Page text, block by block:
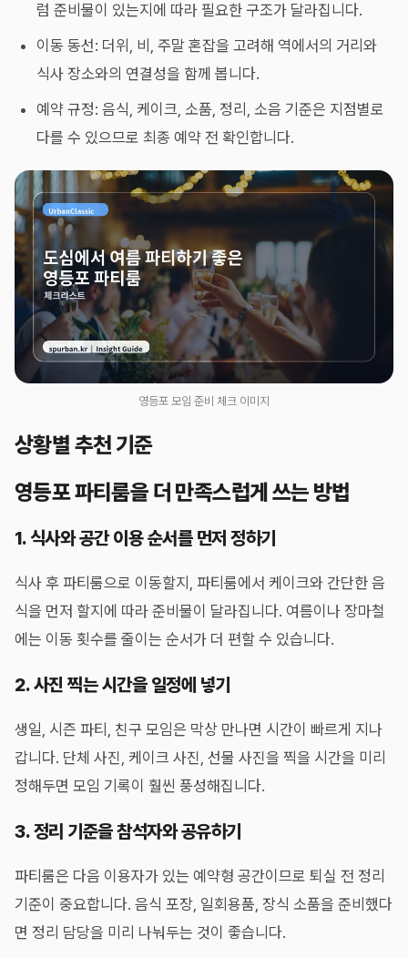
럼 준비물이 있는지에 따라 필요한 구조가 달라집니다.
이동 동선: 더위, 비, 주말 혼잡을 고려해 역에서의 거리와
식사 장소와의 연결성을 함께 봅니다.
예약 규정: 음식, 케이크, 소품, 정리, 소음 기준은 지점별로
다를 수 있으므로 최종 예약 전 확인합니다.
영등포 모임 준비 체크 이미지
상황별 추천 기준
영등포 파티룸을 더 만족스럽게 쓰는 방법
1. 식사와 공간 이용 순서를 먼저 정하기
식사 후 파티룸으로 이동할지, 파티룸에서 케이크와 간단한 음
식을 먼저 할지에 따라 준비물이 달라집니다. 여름이나 장마철
에는 이동 횟수를 줄이는 순서가 더 편할 수 있습니다.
2. 사진 찍는 시간을 일정에 넣기
생일, 시즌 파티, 친구 모임은 막상 만나면 시간이 빠르게 지나
갑니다. 단체 사진, 케이크 사진, 선물 사진을 찍을 시간을 미리
정해두면 모임 기록이 훨씬 풍성해집니다.
3. 정리 기준을 참석자와 공유하기
파티룸은 다음 이용자가 있는 예약형 공간이므로 퇴실 전 정리
기준이 중요합니다. 음식 포장, 일회용품, 장식 소품을 준비했다
면 정리 담당을 미리 나눠두는 것이 좋습니다.